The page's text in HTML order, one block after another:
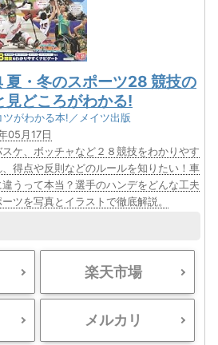
夏・冬のスポーツ28 競技の
見どころがわかる!
がわかる本!／メイツ出版
05月17日
ケ、ボッチャなど２８競技をわかりやす
得点や反則などのルールを知りたい！車
うって本当？選手のハンデをどんな工夫
ツを写真とイラストで徹底解説。
楽天市場
メルカリ